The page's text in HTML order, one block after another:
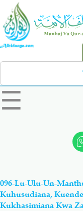
Skip
main
content
Search
left
sidebar
☰
Aqiydah
096-Lu-Ulu-Un-
Kuhusudiana,
Kukhasimiana Kwa